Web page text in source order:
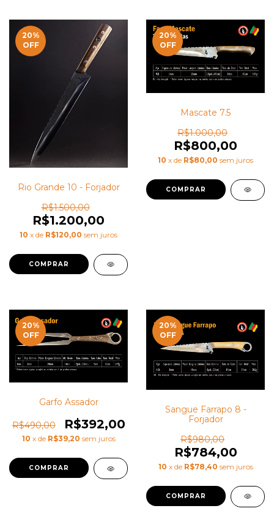
20%
OFF
Rio Grande 10 - Forjador
R$1.500,00
R$1.200,00
10 x de R$120,00 sem juros
20%
OFF
Mascate 7.5
R$1.000,00
R$800,00
10 x de R$80,00 sem juros
20%
OFF
Garfo Assador
R$490,00 R$392,00
10 x de R$39,20 sem juros
20%
OFF
Sangue Farrapo 8 -
Forjador
R$980,00
R$784,00
10 x de R$78,40 sem juros